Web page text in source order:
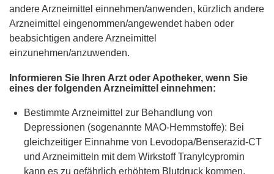
andere Arzneimittel einnehmen/anwenden, kürzlich andere
Arzneimittel eingenommen/angewendet haben oder
beabsichtigen andere Arzneimittel
einzunehmen/anzuwenden.
Informieren Sie Ihren Arzt oder Apotheker, wenn Sie
eines der folgenden Arzneimittel einnehmen:
Bestimmte Arzneimittel zur Behandlung von
Depressionen (sogenannte MAO-Hemmstoffe): Bei
gleichzeitiger Einnahme von Levodopa/Benserazid-CT
und Arzneimitteln mit dem Wirkstoff Tranylcypromin
kann es zu gefährlich erhöhtem Blutdruck kommen.